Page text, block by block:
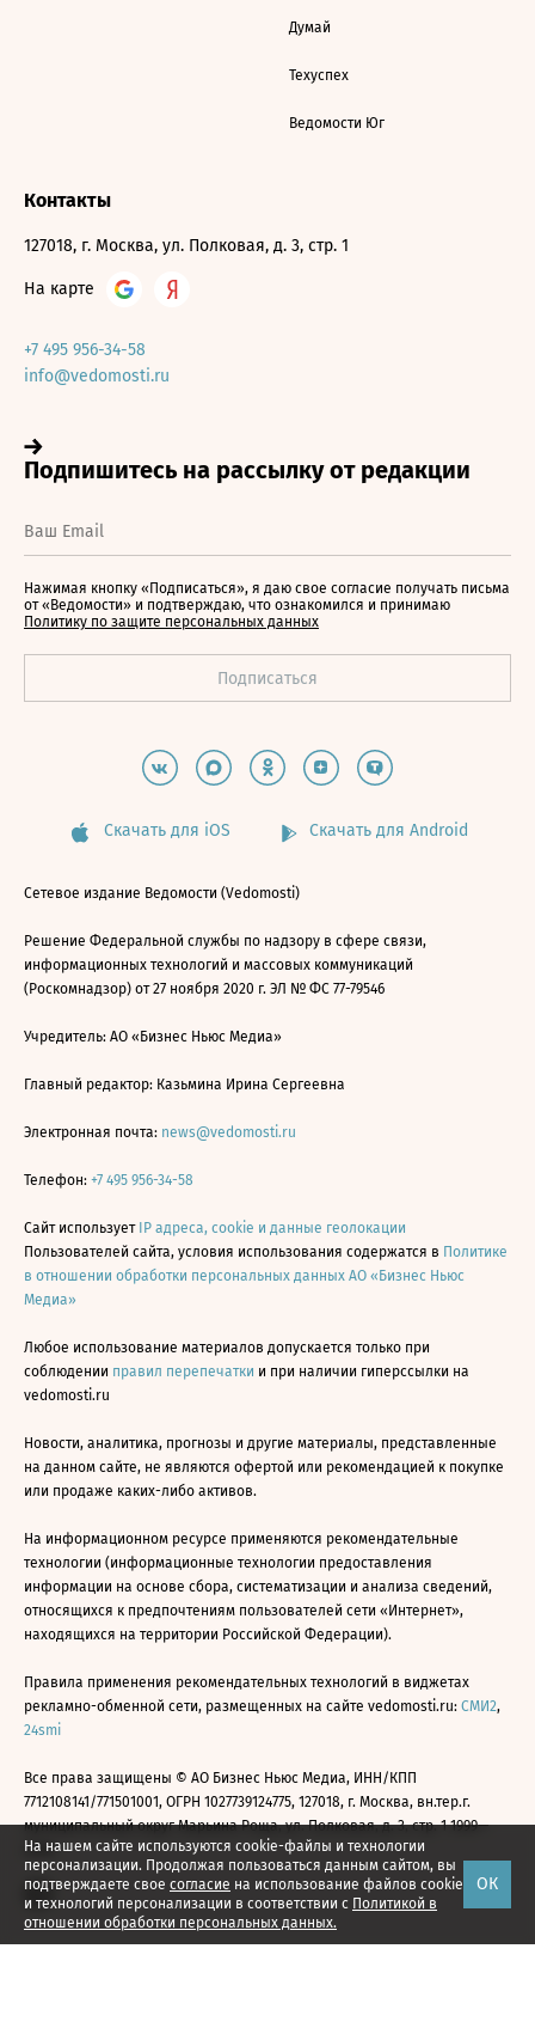
На нашем сайте используются cookie-файлы и технологии
персонализации. Продолжая пользоваться данным сайтом, вы
подтверждаете свое согласие на использование файлов cookie
и технологий персонализации в соответствии с Политикой в
отношении обработки персональных данных.
ОК
Думай
Техуспех
Ведомости Юг
Контакты
127018, г. Москва, ул. Полковая, д. 3, стр. 1
На карте
+7 495 956-34-58
info@vedomosti.ru
Нажимая кнопку «Подписаться», я даю свое согласие получать письма
от «Ведомости» и подтверждаю, что ознакомился и принимаю
Политику по защите персональных данных
Скачать для iOS Скачать для Android
Сетевое издание Ведомости (Vedomosti)
Решение Федеральной службы по надзору в сфере связи,
информационных технологий и массовых коммуникаций
(Роскомнадзор) от 27 ноября 2020 г. ЭЛ № ФС 77-79546
Учредитель: АО «Бизнес Ньюс Медиа»
Главный редактор: Казьмина Ирина Сергеевна
Электронная почта: news@vedomosti.ru
Телефон: +7 495 956-34-58
Сайт использует IP адреса, cookie и данные геолокации
Пользователей сайта, условия использования содержатся в Политике
в отношении обработки персональных данных АО «Бизнес Ньюс
Медиа»
Любое использование материалов допускается только при
соблюдении правил перепечатки и при наличии гиперссылки на
vedomosti.ru
Новости, аналитика, прогнозы и другие материалы, представленные
на данном сайте, не являются офертой или рекомендацией к покупке
или продаже каких-либо активов.
На информационном ресурсе применяются рекомендательные
технологии (информационные технологии предоставления
информации на основе сбора, систематизации и анализа сведений,
относящихся к предпочтениям пользователей сети «Интернет»,
находящихся на территории Российской Федерации).
Правила применения рекомендательных технологий в виджетах
рекламно-обменной сети, размещенных на сайте vedomosti.ru: СМИ2,
24smi
Все права защищены © АО Бизнес Ньюс Медиа, ИНН/КПП
7712108141/771501001, ОГРН 1027739124775, 127018, г. Москва, вн.тер.г.
муниципальный округ Марьина Роща, ул. Полковая, д. 3, стр. 1 1999—
2026